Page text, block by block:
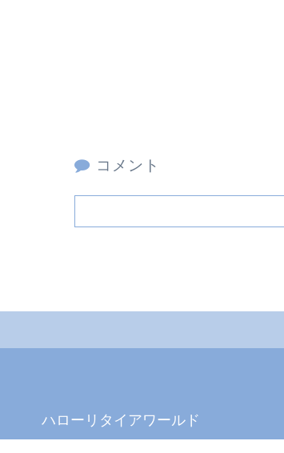
コメント
ハローリタイアワールド